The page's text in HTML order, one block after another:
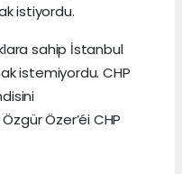
istiyordu.
sahip İstanbul
istemiyordu. CHP
Özer’éi CHP